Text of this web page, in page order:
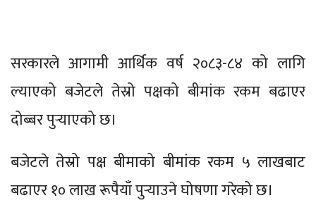
सरकारले आगामी आर्थिक वर्ष २०८३-८४ को लागि
ल्याएको बजेटले तेस्रो पक्षको बीमांक रकम बढाएर
दोब्बर पुर्‍याएको छ।
बजेटले तेस्रो पक्ष बीमाको बीमांक रकम ५ लाखबाट
बढाएर १० लाख रूपैयाँ पुर्‍याउने घोषणा गरेको छ।